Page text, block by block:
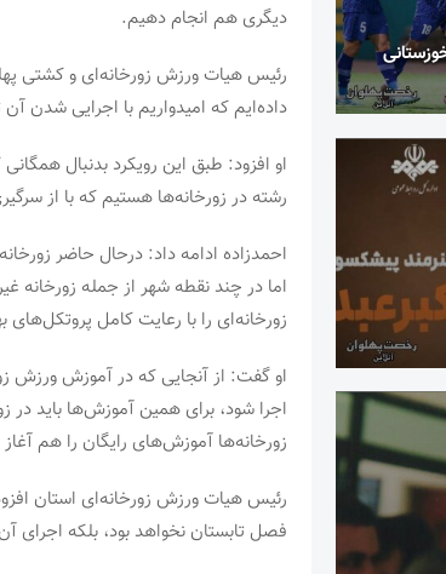
دیگری هم انجام دهیم.
رئیس هیات ورزش زورخانه‌ای و کشتی
داده‌ایم که امیدواریم با اجرایی شدن
او افزود: طبق این رویکرد بدنبال
رشته در زورخانه‌ها هستیم که با از
احمدزاده ادامه داد: درحال حاضر
اما در چند نقطه شهر از جمله زورخانه
زورخانه‌ای را با رعایت کامل پروتکل‌های
او گفت: از آنجایی که در آموزش ورزش
اجرا شود، برای همین آموزش‌ها باید در
زورخانه‌ها آموزش‌های رایگان را هم
رئیس هیات ورزش زورخانه‌ای استان
فصل تابستان نخواهد بود، بلکه اجرای